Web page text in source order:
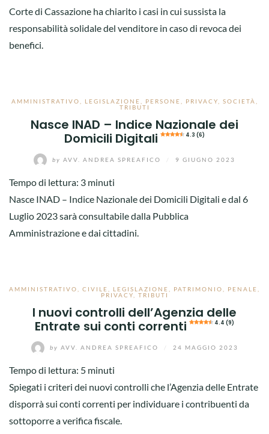
Corte di Cassazione ha chiarito i casi in cui sussista la
responsabilità solidale del venditore in caso di revoca dei
benefici.
AMMINISTRATIVO LEGISLAZIONE PERSONE PRIVACY SOCIETÀ
TRIBUTI
Nasce INAD – Indice Nazionale dei
Domicili Digitali
4.3 (6)
by AVV. ANDREA SPREAFICO 9 GIUGNO 2023
Tempo di lettura: 3 minuti
Nasce INAD – Indice Nazionale dei Domicili Digitali e dal 6
Luglio 2023 sarà consultabile dalla Pubblica
Amministrazione e dai cittadini.
AMMINISTRATIVO CIVILE LEGISLAZIONE PATRIMONIO PENALE
PRIVACY
TRIBUTI
I nuovi controlli dell’Agenzia delle
Entrate sui conti correnti
4.4 (9)
by AVV. ANDREA SPREAFICO 24 MAGGIO 2023
Tempo di lettura: 5 minuti
Spiegati i criteri dei nuovi controlli che l’Agenzia delle Entrate
disporrà sui conti correnti per individuare i contribuenti da
sottoporre a verifica fiscale.